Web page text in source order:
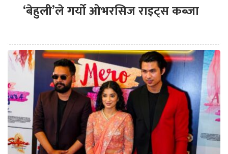
‘बेहुली’ले गर्यो ओभरसिज राइट्स कब्जा